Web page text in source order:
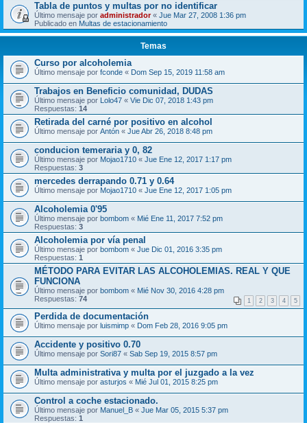
Tabla de puntos y multas por no identificar
Último mensaje por administrador« Jue Mar 27, 2008 1:36 pm
Publicado en Multas de estacionamiento
Temas
Curso por alcoholemia
Último mensaje por fconde « Dom Sep 15, 2019 11:58 am
Trabajos en Beneficio comunidad, DUDAS
Último mensaje por Lolo47 « Vie Dic 07, 2018 1:43 pm
Respuestas: 14
Retirada del carné por positivo en alcohol
Último mensaje por Antón « Jue Abr 26, 2018 8:48 pm
conducion temeraria y 0, 82
Último mensaje por Mojao1710 « Jue Ene 12, 2017 1:17 pm
Respuestas: 3
mercedes derrapando 0.71 y 0.64
Último mensaje por Mojao1710 « Jue Ene 12, 2017 1:05 pm
Alcoholemia 0'95
Último mensaje por bombom « Mié Ene 11, 2017 7:52 pm
Respuestas: 3
Alcoholemia por vía penal
Último mensaje por bombom « Jue Dic 01, 2016 3:35 pm
Respuestas: 1
MÉTODO PARA EVITAR LAS ALCOHOLEMIAS. REAL Y QUE
FUNCIONA
Último mensaje por bombom « Mié Nov 30, 2016 4:28 pm
Respuestas: 74 1 2 3 4 5
Perdida de documentación
Último mensaje por luismimp « Dom Feb 28, 2016 9:05 pm
Accidente y positivo 0.70
Último mensaje por Sori87 « Sab Sep 19, 2015 8:57 pm
Multa administrativa y multa por el juzgado a la vez
Último mensaje por asturjos « Mié Jul 01, 2015 8:25 pm
Control a coche estacionado.
Último mensaje por Manuel_B « Jue Mar 05, 2015 5:37 pm
Respuestas: 1